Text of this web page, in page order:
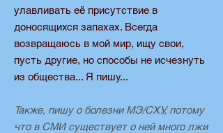
улавливать её присутствие в
доносящихся запахах. Всегда
возвращаюсь в мой мир, ищу свои,
пусть другие, но способы не исчезнуть
из общества... Я пишу...
Также, пишу о болезни МЭ/СХУ, потому
что в СМИ существует о ней много лжи